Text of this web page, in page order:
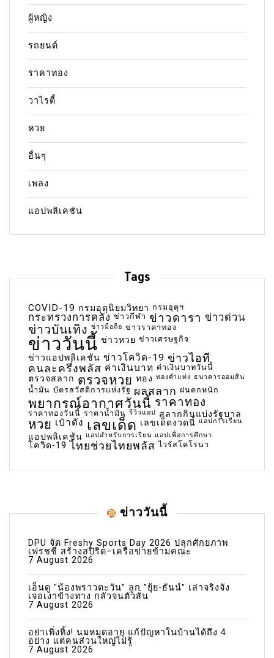
ผู้หญิง
รถยนต์
ราคาทอง
วาไรตี้
หวย
อื่นๆ
เพลง
แอปพลิเคชัน
Tags
COVID-19 กรมอุตุนิยมวิทยา กรมอุตุฯ
กระทรวงการคลัง ข่าวกีฬา ข่าวดารา ข่าวด่วน
ข่าวบันเทิง ข่าวมือถือ ข่าวราคาทอง
ข่าววันนี้ ข่าวหวย ข่าวเศรษฐกิจ
ข่าวแอปพลิเคชัน ข่าวโควิด-19 ข่าวไอที
คนละครึ่งพลัส ค่าเงินบาท ค่าเงินบาทวันนี้
ตรวจสลาก ตรวจหวย ทอง ทองคำแท่ง ธนาคารออมสิน
น้ำมัน บัตรสวัสดิการแห่งรัฐ ผลสลาก ฝนตกหนัก
พยากรณ์อากาศวันนี้ ราคาทอง
ราคาทองวันนี้ ราคาน้ำมัน รีวิวแอป สลากกินแบ่งรัฐบาล
หวย เป๋าตัง เลขเด็ด เลขเด็ดงวดนี้ แอปการเรียน
แอปพลิเคชัน แอปสำหรับการเรียน แอปเพื่อการศึกษา
โควิด-19 ไทยช่วยไทยพลัส ไวรัสโคโรนา
ข่าววันนี้
DPU จัด Freshy Sports Day 2026 ปลุกศักยภาพ
เฟรชชี่ สร้างสปิริต–เครือข่ายข้ามคณะ
7 August 2026
เอ็นดู "น้องพราวตะวัน" ลูก "ยุ้ย-ธันน์" เล่าจริงจัง
เจอเงาข้างทาง กลัวจนตัวสั่น
7 August 2026
อย่าเพิ่งทิ้ง! นมหมดอายุ แก้ปัญหาในบ้านได้ถึง 4
อย่าง แต่คนส่วนใหญ่ไม่รู้
7 August 2026